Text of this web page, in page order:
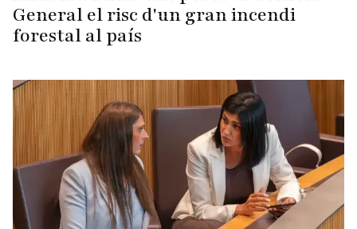
General el risc d'un gran incendi
forestal al país